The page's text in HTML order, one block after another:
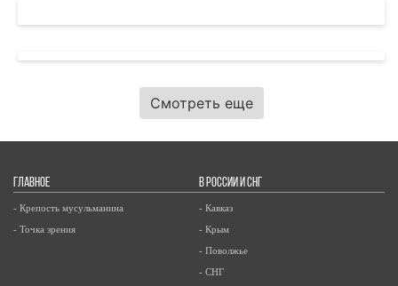
Смотреть еще
ГЛАВНОЕ
- Крепость мусульманина
- Точка зрения
В РОССИИ И СНГ
- Кавказ
- Крым
- Поволжье
- СНГ